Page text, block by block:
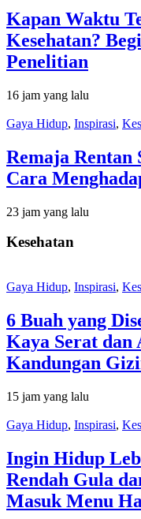
Kapan Waktu
Kesehatan?
Penelitian
16 jam yang lalu
Gaya Hidup, Inspirasi,
Remaja Rentan
Cara
23 jam yang lalu
Kesehatan
Gaya Hidup, Inspirasi,
6 Buah yang
Kaya Serat dan
Kandungan
15 jam yang lalu
Gaya Hidup, Inspirasi,
Ingin Hidup
Rendah Gula
Masuk Menu